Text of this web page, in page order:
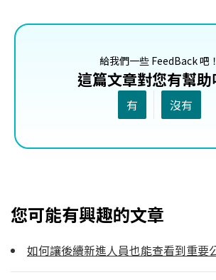
給我們一些 FeedBack 吧！
這篇文章對您有幫助
有 沒有
您可能有興趣的文章
如何讓後續新進人員也能查看到重要